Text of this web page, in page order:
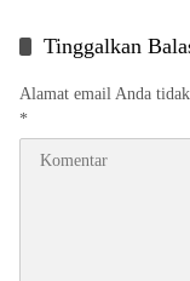
Tinggalkan
Alamat email Anda
*